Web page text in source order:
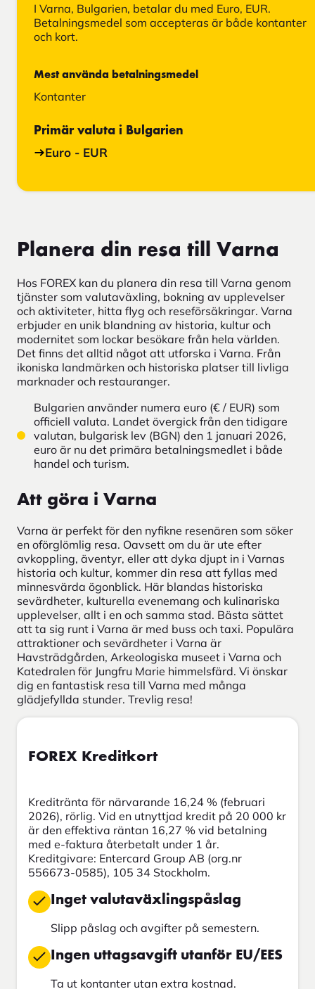
I Varna, Bulgarien, betalar du med Euro, EUR.
Betalningsmedel som accepteras är både kontanter
och kort.
Mest använda betalningsmedel
Kontanter
Primär valuta i Bulgarien
Euro - EUR
Planera din resa till Varna
Hos FOREX kan du planera din resa till Varna genom
tjänster som valutaväxling, bokning av upplevelser
och aktiviteter, hitta flyg och reseförsäkringar. Varna
erbjuder en unik blandning av historia, kultur och
modernitet som lockar besökare från hela världen.
Det finns det alltid något att utforska i Varna. Från
ikoniska landmärken och historiska platser till livliga
marknader och restauranger.
Bulgarien använder numera euro (€ / EUR) som
officiell valuta. Landet övergick från den tidigare
valutan, bulgarisk lev (BGN) den 1 januari 2026,
euro är nu det primära betalningsmedlet i både
handel och turism.
Att göra i Varna
Varna är perfekt för den nyfikne resenären som söker
en oförglömlig resa. Oavsett om du är ute efter
avkoppling, äventyr, eller att dyka djupt in i Varnas
historia och kultur, kommer din resa att fyllas med
minnesvärda ögonblick. Här blandas historiska
sevärdheter, kulturella evenemang och kulinariska
upplevelser, allt i en och samma stad. Bästa sättet
att ta sig runt i Varna är med buss och taxi. Populära
attraktioner och sevärdheter i Varna är
Havsträdgården, Arkeologiska museet i Varna och
Katedralen för Jungfru Marie himmelsfärd. Vi önskar
dig en fantastisk resa till Varna med många
glädjefyllda stunder. Trevlig resa!
FOREX Kreditkort
Kreditränta för närvarande 16,24 % (februari
2026), rörlig. Vid en utnyttjad kredit på 20 000 kr
är den effektiva räntan 16,27 % vid betalning
med e-faktura återbetalt under 1 år.
Kreditgivare: Entercard Group AB (org.nr
556673-0585), 105 34 Stockholm.
Inget valutaväxlingspåslag
Slipp påslag och avgifter på semestern.
Ingen uttagsavgift utanför EU/EES
Ta ut kontanter utan extra kostnad.